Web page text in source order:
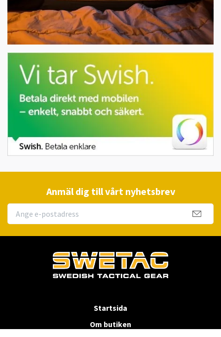
Anmäl dig till vårt nyhetsbrev
Startsida
Om butiken